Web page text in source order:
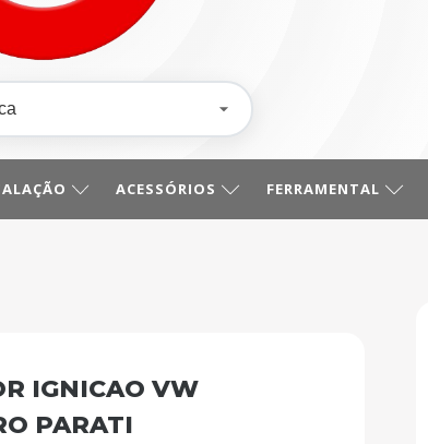
ACESSÓRIOS FERRAMENTAL
IGNICAO VW
PARATI